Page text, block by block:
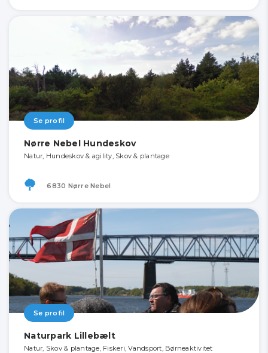
Se profil
Nørre Nebel Hundeskov
Natur, Hundeskov & agility, Skov & plantage
6830 Nørre Nebel
Se profil
Naturpark Lillebælt
Natur, Skov & plantage, Fiskeri, Vandsport, Børneaktivitet